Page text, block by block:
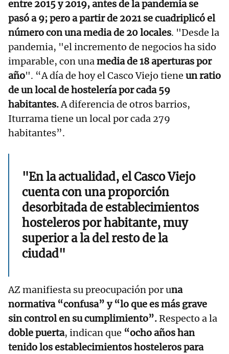
entre 2015 y 2019, antes de la pandemia se
pasó a 9; pero a partir de 2021 se cuadriplicó el
número con una media de 20 locales. "Desde la
pandemia, "el incremento de negocios ha sido
imparable, con unamedia de 18 aperturas por
año". “A día de hoy el Casco Viejo tiene un ratio
de un local de hostelería por cada 59
habitantes.A diferencia de otros barrios,
Iturrama tiene un local por cada 279
habitantes”.
"En la actualidad, el Casco Viejo
cuenta con una proporción
desorbitada de establecimientos
hosteleros por habitante, muy
superior a la del resto de la
ciudad"
AZ manifiesta su preocupación por una
normativa “confusa” y “lo que es más grave
sin control en su cumplimiento”.Respecto a la
doble puerta, indican que “ocho años han
tenido los establecimientos hosteleros para